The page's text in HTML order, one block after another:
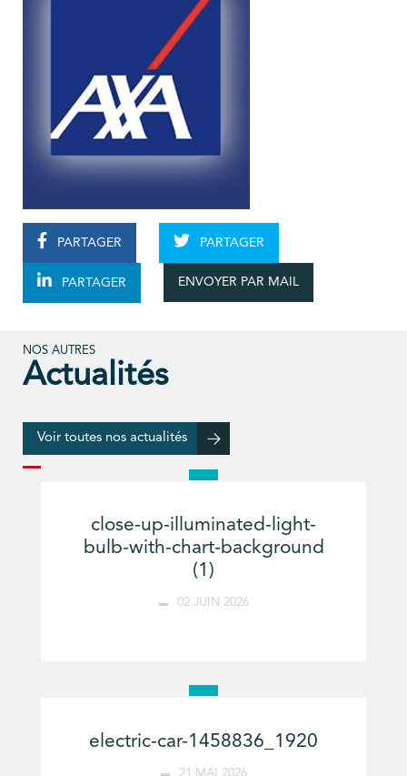
PARTAGER PARTAGER
PARTAGER ENVOYER PAR MAIL
NOS AUTRES
Actualités
Voir toutes nos actualités
close-up-illuminated-light-
bulb-with-chart-background
(1)
02 JUIN 2026
electric-car-1458836_1920